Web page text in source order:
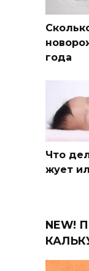
года
Что
жует
NEW!